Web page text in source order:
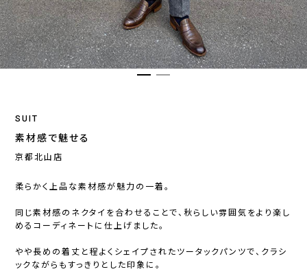
SUIT
素材感で魅せる
京都北山店
柔らかく上品な素材感が魅力の一着。
同じ素材感のネクタイを合わせることで、秋らしい雰囲気をより楽し
めるコーディネートに仕上げました。
やや長めの着丈と程よくシェイプされたツータックパンツで、クラシ
ックながらもすっきりとした印象に。